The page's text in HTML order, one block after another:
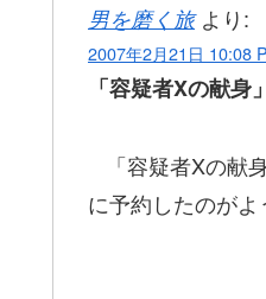
男を磨く旅 より:
2007年2月21日 10:08
「容疑者Xの献身
「容疑者Xの献
に予約したのが